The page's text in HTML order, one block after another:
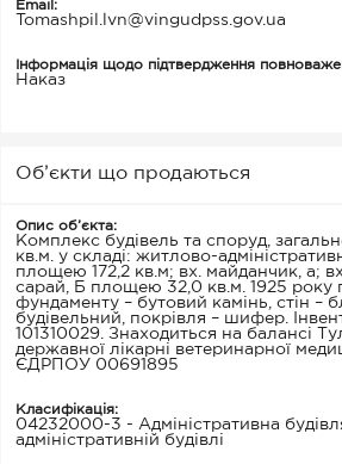
Email:
Tomashpil.lvn@vingudpss.gov.ua
Інформація щодо підтвердження
Наказ
Об’єкти що продаються
Опис об’єкта:
Комплекс будівель та споруд,
кв.м. у складі: житлово-
площею 172,2 кв.м; вх. майданчик, а;
сарай, Б площею 32,0 кв.м. 1925 року
фундаменту – бутовий камінь, стін –
будівельний, покрівля – шифер.
101310029. Знаходиться на балансі
державної лікарні ветеринарної
ЄДРПОУ 00691895
Класифікація:
04232000-3 - Адміністративна
адміністративній будівлі